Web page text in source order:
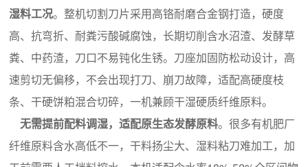
湿料工况。整机切割刀片采用高铬耐磨合金钢打造，硬度
高、抗弯折、耐粪污酸碱腐蚀，长期切削含水沼渣、发酵草
粪、中药渣，刀口不易钝化生锈。刀座加固防松动设计，高
速剪切无偏移，不会出现打刀、崩刀故障，适配高硬度枝
条、干硬饼粕混合切碎，一机兼顾干湿硬质纤维原料。
无需提前配料调湿，适配原生态发酵原料。很多有机肥厂
纤维原料含水高低不一，干料扬尘大、湿料粘刀难加工，加